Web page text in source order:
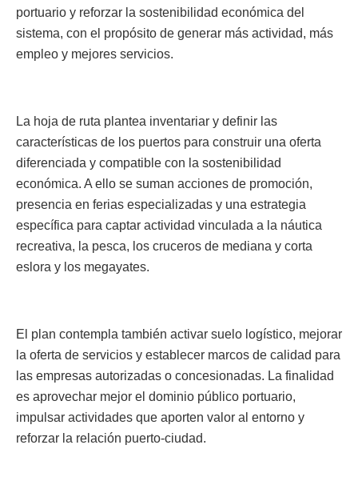
portuario y reforzar la sostenibilidad económica del
sistema, con el propósito de generar más actividad, más
empleo y mejores servicios.
La hoja de ruta plantea inventariar y definir las
características de los puertos para construir una oferta
diferenciada y compatible con la sostenibilidad
económica. A ello se suman acciones de promoción,
presencia en ferias especializadas y una estrategia
específica para captar actividad vinculada a la náutica
recreativa, la pesca, los cruceros de mediana y corta
eslora y los megayates.
El plan contempla también activar suelo logístico, mejorar
la oferta de servicios y establecer marcos de calidad para
las empresas autorizadas o concesionadas. La finalidad
es aprovechar mejor el dominio público portuario,
impulsar actividades que aporten valor al entorno y
reforzar la relación puerto-ciudad.